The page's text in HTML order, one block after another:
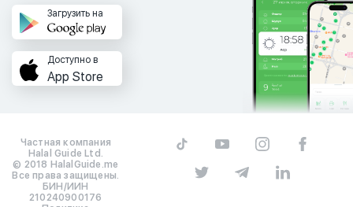
Загрузить на
Доступно в
App Store
Частная компания
Halal Guide Ltd.
© 2018 HalalGuide.me
Все права защищены.
БИН/ИИН
210240900176